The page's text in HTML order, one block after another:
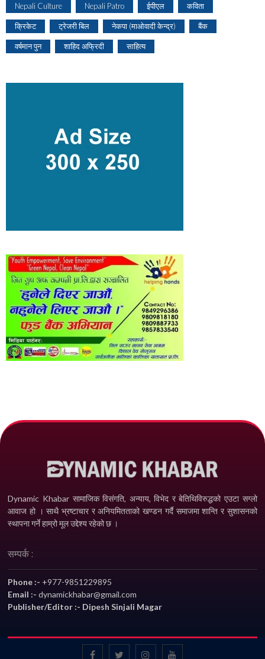
Nepali Culture Nepali Patro ईपीएल कविता
क्रिकेट ट्रेजरी बिल नेकपा (माओवादी केन्द्र) बैंक
वर्षमान पुन शाहिद अफ्रिदी साहित्य
Dynamic Khabar सामाजिक विसंगति, अन्याय, विभेद­ र बेतिथिविरुद्धको एउटा सग्लो
आवाज हो । साथै भ्रष्टाचार र अनियमितताको खण्डन गर्दै समाजमा शान्ति र सुशासनको
स्थापना गर्ने हाम्रो मूल उद्देश्य रहेको छ ।
सम्पर्क :
Phone :- +977-9851229895
Email :-dynamickhabar@gmail.com
Publisher/Editor :- Dipesh Sinjali Magar